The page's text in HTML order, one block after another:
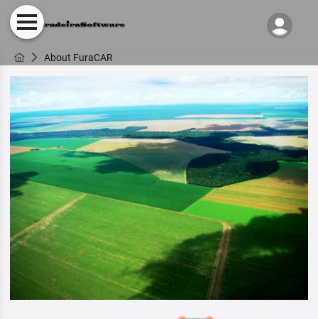
About FuraCAR